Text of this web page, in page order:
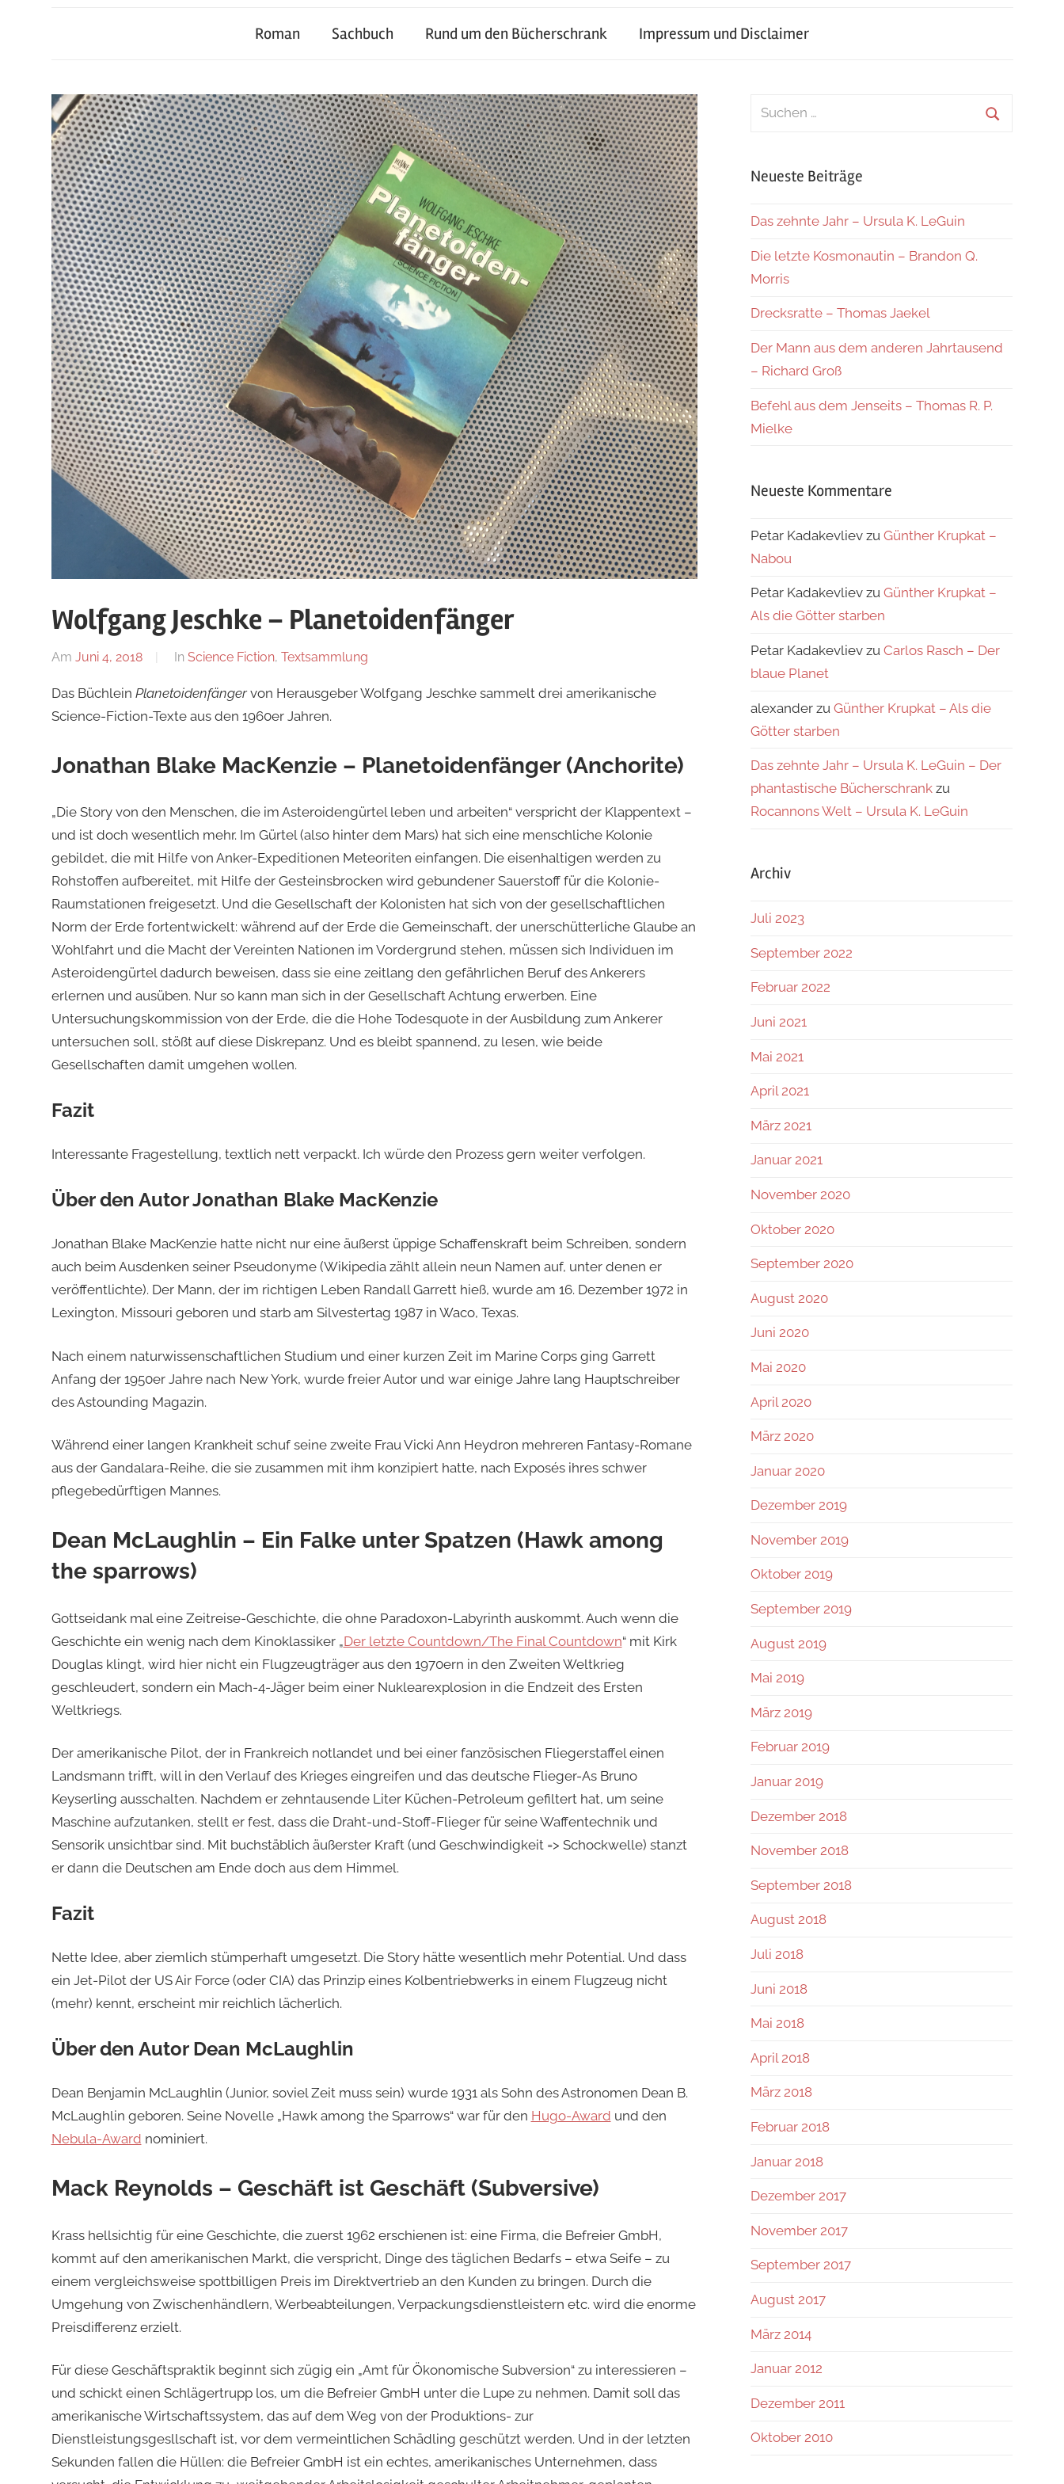
Roman Sachbuch Rund um den Bücherschrank Impressum und Disclaimer
Wolfgang Jeschke – Planetoidenfänger
Am Juni 4, 2018
Von
In Science Fiction, Textsammlung
Das Büchlein Planetoidenfängervon Herausgeber Wolfgang Jeschke sammelt drei amerikanische
Science-Fiction-Texte aus den 1960er Jahren.
Jonathan Blake MacKenzie – Planetoidenfänger (Anchorite)
„Die Story von den Menschen, die im Asteroidengürtel leben und arbeiten“ verspricht der Klappentext –
und ist doch wesentlich mehr. Im Gürtel (also hinter dem Mars) hat sich eine menschliche Kolonie
gebildet, die mit Hilfe von Anker-Expeditionen Meteoriten einfangen. Die eisenhaltigen werden zu
Rohstoffen aufbereitet, mit Hilfe der Gesteinsbrocken wird gebundener Sauerstoff für die Kolonie-
Raumstationen freigesetzt. Und die Gesellschaft der Kolonisten hat sich von der gesellschaftlichen
Norm der Erde fortentwickelt: während auf der Erde die Gemeinschaft, der unerschütterliche Glaube an
Wohlfahrt und die Macht der Vereinten Nationen im Vordergrund stehen, müssen sich Individuen im
Asteroidengürtel dadurch beweisen, dass sie eine zeitlang den gefährlichen Beruf des Ankerers
erlernen und ausüben. Nur so kann man sich in der Gesellschaft Achtung erwerben. Eine
Untersuchungskommission von der Erde, die die Hohe Todesquote in der Ausbildung zum Ankerer
untersuchen soll, stößt auf diese Diskrepanz. Und es bleibt spannend, zu lesen, wie beide
Gesellschaften damit umgehen wollen.
Fazit
Interessante Fragestellung, textlich nett verpackt. Ich würde den Prozess gern weiter verfolgen.
Über den Autor Jonathan Blake MacKenzie
Jonathan Blake MacKenzie hatte nicht nur eine äußerst üppige Schaffenskraft beim Schreiben, sondern
auch beim Ausdenken seiner Pseudonyme (Wikipedia zählt allein neun Namen auf, unter denen er
veröffentlichte). Der Mann, der im richtigen Leben Randall Garrett hieß, wurde am 16. Dezember 1972 in
Lexington, Missouri geboren und starb am Silvestertag 1987 in Waco, Texas.
Nach einem naturwissenschaftlichen Studium und einer kurzen Zeit im Marine Corps ging Garrett
Anfang der 1950er Jahre nach New York, wurde freier Autor und war einige Jahre lang Hauptschreiber
des Astounding Magazin.
Während einer langen Krankheit schuf seine zweite Frau Vicki Ann Heydron mehreren Fantasy-Romane
aus der Gandalara-Reihe, die sie zusammen mit ihm konzipiert hatte, nach Exposés ihres schwer
pflegebedürftigen Mannes.
Dean McLaughlin – Ein Falke unter Spatzen (Hawk among
the sparrows)
Gottseidank mal eine Zeitreise-Geschichte, die ohne Paradoxon-Labyrinth auskommt. Auch wenn die
Geschichte ein wenig nach dem Kinoklassiker „Der letzte Countdown/The Final Countdown“ mit Kirk
Douglas klingt, wird hier nicht ein Flugzeugträger aus den 1970ern in den Zweiten Weltkrieg
geschleudert, sondern ein Mach-4-Jäger beim einer Nuklearexplosion in die Endzeit des Ersten
Weltkriegs.
Der amerikanische Pilot, der in Frankreich notlandet und bei einer fanzösischen Fliegerstaffel einen
Landsmann trifft, will in den Verlauf des Krieges eingreifen und das deutsche Flieger-As Bruno
Keyserling ausschalten. Nachdem er zehntausende Liter Küchen-Petroleum gefiltert hat, um seine
Maschine aufzutanken, stellt er fest, dass die Draht-und-Stoff-Flieger für seine Waffentechnik und
Sensorik unsichtbar sind. Mit buchstäblich äußerster Kraft (und Geschwindigkeit => Schockwelle) stanzt
er dann die Deutschen am Ende doch aus dem Himmel.
Fazit
Nette Idee, aber ziemlich stümperhaft umgesetzt. Die Story hätte wesentlich mehr Potential. Und dass
ein Jet-Pilot der US Air Force (oder CIA) das Prinzip eines Kolbentriebwerks in einem Flugzeug nicht
(mehr) kennt, erscheint mir reichlich lächerlich.
Über den Autor Dean McLaughlin
Dean Benjamin McLaughlin (Junior, soviel Zeit muss sein) wurde 1931 als Sohn des Astronomen Dean B.
McLaughlin geboren. Seine Novelle „Hawk among the Sparrows“ war für den Hugo-Award und den
Nebula-Award nominiert.
Mack Reynolds – Geschäft ist Geschäft (Subversive)
Krass hellsichtig für eine Geschichte, die zuerst 1962 erschienen ist: eine Firma, die Befreier GmbH,
kommt auf den amerikanischen Markt, die verspricht, Dinge des täglichen Bedarfs – etwa Seife – zu
einem vergleichsweise spottbilligen Preis im Direktvertrieb an den Kunden zu bringen. Durch die
Umgehung von Zwischenhändlern, Werbeabteilungen, Verpackungsdienstleistern etc. wird die enorme
Preisdifferenz erzielt.
Für diese Geschäftspraktik beginnt sich zügig ein „Amt für Ökonomische Subversion“ zu interessieren –
und schickt einen Schlägertrupp los, um die Befreier GmbH unter die Lupe zu nehmen. Damit soll das
amerikanische Wirtschaftssystem, das auf dem Weg von der Produktions- zur
Dienstleistungsgesllschaft ist, vor dem vermeintlichen Schädling geschützt werden. Und in der letzten
Sekunden fallen die Hüllen: die Befreier GmbH ist ein echtes, amerikanisches Unternehmen, dass
Suchen
Neueste Beiträge
Das zehnte Jahr – Ursula K. LeGuin
Die letzte Kosmonautin – Brandon Q.
Morris
Drecksratte – Thomas Jaekel
Der Mann aus dem anderen Jahrtausend
– Richard Groß
Befehl aus dem Jenseits – Thomas R. P.
Mielke
Neueste Kommentare
Petar Kadakevliev zu Günther Krupkat –
Nabou
Petar Kadakevliev zu Günther Krupkat –
Als die Götter starben
Petar Kadakevliev zu Carlos Rasch – Der
blaue Planet
alexander zu Günther Krupkat – Als die
Götter starben
Das zehnte Jahr – Ursula K. LeGuin – Der
phantastische Bücherschrank zu
Rocannons Welt – Ursula K. LeGuin
Archiv
Juli 2023
September 2022
Februar 2022
Juni 2021
Mai 2021
April 2021
März 2021
Januar 2021
November 2020
Oktober 2020
September 2020
August 2020
Juni 2020
Mai 2020
April 2020
März 2020
Januar 2020
Dezember 2019
November 2019
Oktober 2019
September 2019
August 2019
Mai 2019
März 2019
Februar 2019
Januar 2019
Dezember 2018
November 2018
September 2018
August 2018
Juli 2018
Juni 2018
Mai 2018
April 2018
März 2018
Februar 2018
Januar 2018
Dezember 2017
November 2017
September 2017
August 2017
März 2014
Januar 2012
Dezember 2011
Oktober 2010